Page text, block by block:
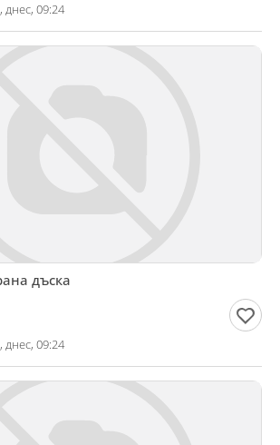
днес, 09:24
дъска
днес, 09:24